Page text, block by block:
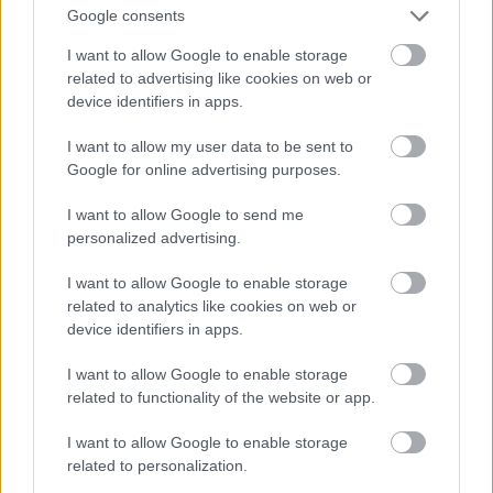
Google consents
I want to allow Google to enable storage
related to advertising like cookies on web or
device identifiers in apps.
I want to allow my user data to be sent to
Google for online advertising purposes.
I want to allow Google to send me
personalized advertising.
I want to allow Google to enable storage
related to analytics like cookies on web or
device identifiers in apps.
I want to allow Google to enable storage
related to functionality of the website or app.
I want to allow Google to enable storage
related to personalization.
12 éve
@Mr. Long [expert .... szakerto]:
Már hogy honnan rendelek mit? :)
bpetya75
@blackhair-lady:
Pontosan. A Gyakorlót nagyon nem kedveltem, de a
csajszi tanárnője kiváló volt. Én eleve úgy terveztem,
hogy ötödiktől az Toldiban folytatja. "Szerencsére" a
Gyakorló nem okozott csalódást, olyan szar,
amilyennek gondoltam, így asszonyt sem kellett
győzködni a váltás szükségességéről. Most a
katasztrofálisnak tűnik a helyzet. Tegnap
felháborodva jött haza, hogy jól megoldotta a házit,